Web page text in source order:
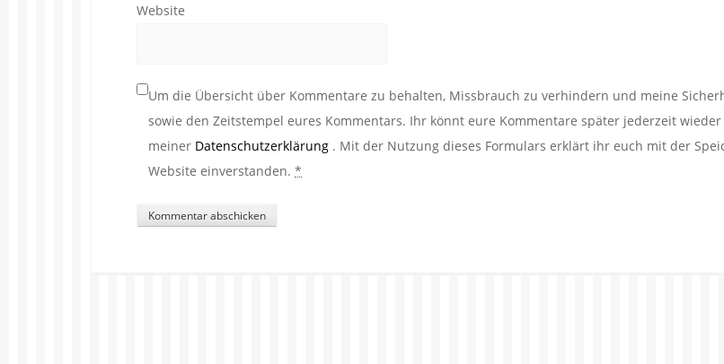
Website
Um die Übersicht über Kommentare zu behalten, Missbrauch zu verhindern und meine
sowie den Zeitstempel eures Kommentars. Ihr könnt eure Kommentare später jederzeit
meiner Datenschutzerklärung . Mit der Nutzung dieses Formulars erklärt ihr euch mit der
Website einverstanden. *